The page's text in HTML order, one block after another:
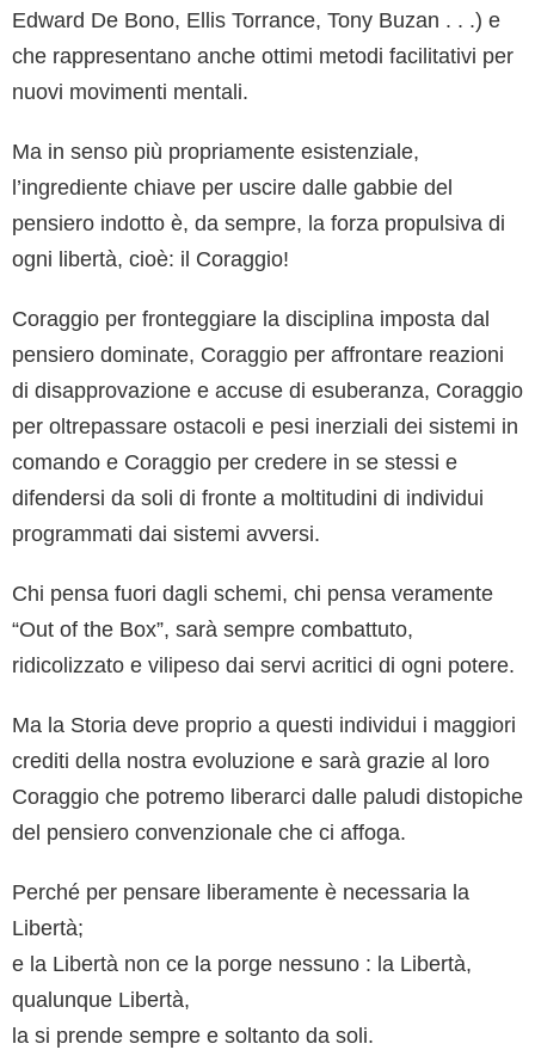
Edward De Bono, Ellis Torrance, Tony Buzan . . .) e
che rappresentano anche ottimi metodi facilitativi per
nuovi movimenti mentali.
Ma in senso più propriamente esistenziale,
l’ingrediente chiave per uscire dalle gabbie del
pensiero indotto è, da sempre, la forza propulsiva di
ogni libertà, cioè: il Coraggio!
Coraggio per fronteggiare la disciplina imposta dal
pensiero dominate, Coraggio per affrontare reazioni
di disapprovazione e accuse di esuberanza, Coraggio
per oltrepassare ostacoli e pesi inerziali dei sistemi in
comando e Coraggio per credere in se stessi e
difendersi da soli di fronte a moltitudini di individui
programmati dai sistemi avversi.
Chi pensa fuori dagli schemi, chi pensa veramente
“Out of the Box”, sarà sempre combattuto,
ridicolizzato e vilipeso dai servi acritici di ogni potere.
Ma la Storia deve proprio a questi individui i maggiori
crediti della nostra evoluzione e sarà grazie al loro
Coraggio che potremo liberarci dalle paludi distopiche
del pensiero convenzionale che ci affoga.
Perché per pensare liberamente è necessaria la
Libertà;
e la Libertà non ce la porge nessuno : la Libertà,
qualunque Libertà,
la si prende sempre e soltanto da soli.